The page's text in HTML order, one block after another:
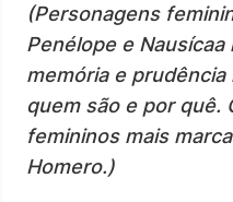
(Personagens
Penélope e
memória e prudência
quem são e por quê.
femininos mais
Homero.)